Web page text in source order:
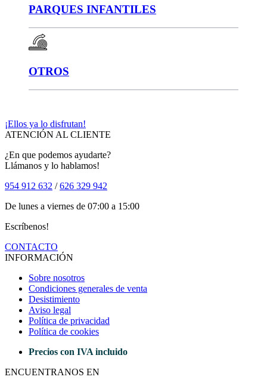
PARQUES INFANTILES
OTROS
¡Ellos ya lo disfrutan!
ATENCIÓN AL CLIENTE
¿En que podemos ayudarte?
Llámanos y lo hablamos!
954 912 632 /626 329 942
De lunes a viernes de 07:00 a 15:00
Escríbenos!
CONTACTO
INFORMACIÓN
Sobre nosotros
Condiciones generales de venta
Desistimiento
Aviso legal
Política de privacidad
Política de cookies
Precios con IVA incluido
ENCUENTRANOS EN